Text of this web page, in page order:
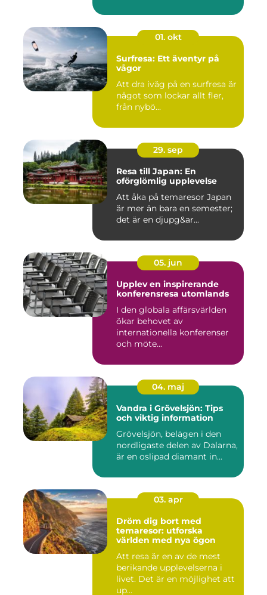
01. okt
Surfresa: Ett äventyr på
vågor
Att dra iväg på en surfresa är
något som lockar allt fler,
från nybö...
29. sep
Resa till Japan: En
oförglömlig upplevelse
Att åka på temaresor Japan
är mer än bara en semester;
det är en djupg&ar...
05. jun
Upplev en inspirerande
konferensresa utomlands
I den globala affärsvärlden
ökar behovet av
internationella konferenser
och möte...
04. maj
Vandra i Grövelsjön: Tips
och viktig information
Grövelsjön, belägen i den
nordligaste delen av Dalarna,
är en oslipad diamant in...
03. apr
Dröm dig bort med
temaresor: utforska
världen med nya ögon
Att resa är en av de mest
berikande upplevelserna i
livet. Det är en möjlighet att
up...